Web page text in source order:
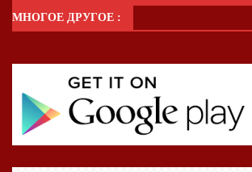
МНОГОЕ ДРУГОЕ :